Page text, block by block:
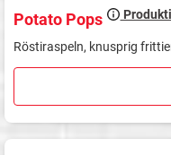
Potato Pops
Röstiraspeln, knusprig